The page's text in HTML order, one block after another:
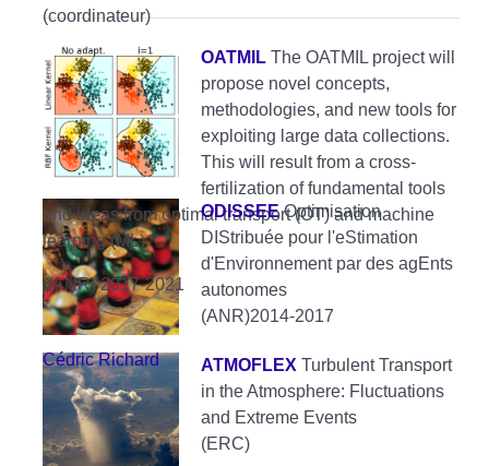
(coordinateur)
OATMIL The OATMIL project will
propose novel concepts,
methodologies, and new tools for
exploiting large data collections.
This will result from a cross-
fertilization of fundamental tools
and ideas from optimal transport (OT) and machine
learning (ML)
(ANR) 2017-2021
ODISSEEOptimisation
DIStribuée pour l'eStimation
d'Environnement par des agEnts
autonomes
(ANR)2014-2017
Cédric Richard ATMOFLEX Turbulent Transport
in the Atmosphere: Fluctuations
and Extreme Events
(ERC)